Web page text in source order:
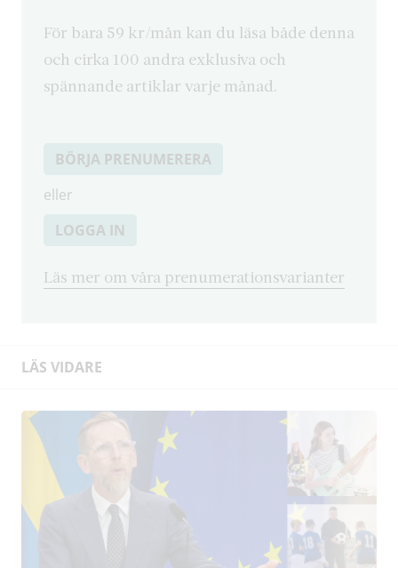
För bara 59 kr/mån kan du läsa både denna
och cirka 100 andra exklusiva och
spännande artiklar varje månad.
BÖRJA PRENUMERERA
eller
LOGGA IN
Läs mer om våra prenumerationsvarianter
LÄS VIDARE